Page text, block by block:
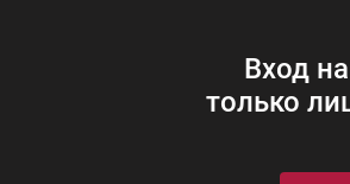
Вход
только
LADOGA